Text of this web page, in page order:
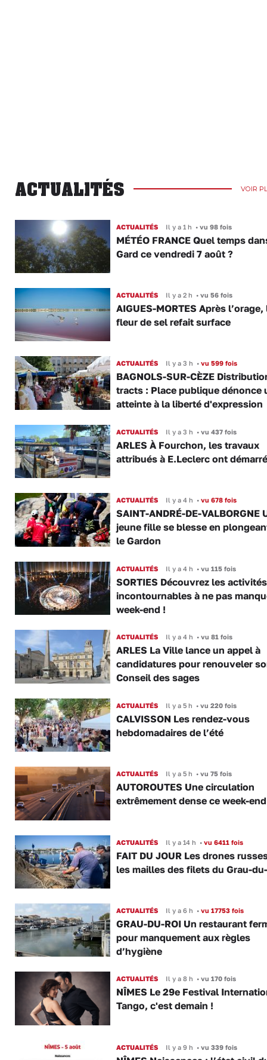
ACTUALITÉS VOIR
ACTUALITÉS Il y a 1 h •vu 98 fois
MÉTÉO FRANCE Quel temps
Gard ce vendredi 7 août ?
ACTUALITÉS Il y a 2 h •vu 56 fois
AIGUES-MORTES Après l’orage,
fleur de sel refait surface
ACTUALITÉS Il y a 3 h •vu 599 fois
BAGNOLS-SUR-CÈZE
tracts : Place publique dénonce
atteinte à la liberté d'expression
ACTUALITÉS Il y a 3 h •vu 437 fois
ARLES À Fourchon, les travaux
attribués à E.Leclerc ont démarré
ACTUALITÉS Il y a 4 h •vu 678 fois
SAINT-ANDRÉ-DE-VALBORGNE
jeune fille se blesse en
le Gardon
ACTUALITÉS Il y a 4 h •vu 115 fois
SORTIES Découvrez les activités
incontournables à ne pas
week-end !
ACTUALITÉS Il y a 4 h •vu 81 fois
ARLES La Ville lance un appel à
candidatures pour renouveler
Conseil des sages
ACTUALITÉS Il y a 5 h •vu 220 fois
CALVISSON Les rendez-vous
hebdomadaires de l’été
ACTUALITÉS Il y a 5 h •vu 75 fois
AUTOROUTES Une circulation
extrêmement dense ce week-end
ACTUALITÉS Il y a 14 h •vu 6411 fois
FAIT DU JOUR Les drones
les mailles des filets du Grau-
ACTUALITÉS Il y a 6 h •vu 17753 fois
GRAU-DU-ROI Un restaurant
pour manquement aux règles
d’hygiène
ACTUALITÉS Il y a 8 h •vu 170 fois
NÎMES Le 29e Festival
Tango, c'est demain !
ACTUALITÉS Il y a 9 h •vu 339 fois